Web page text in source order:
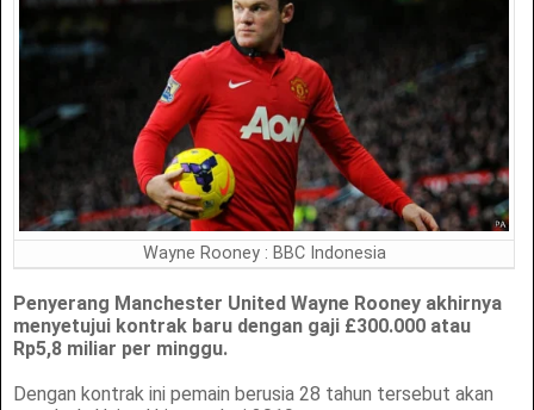
Wayne Rooney : BBC Indonesia
Penyerang Manchester United Wayne Rooney akhirnya
menyetujui kontrak baru dengan gaji £300.000 atau
Rp5,8 miliar per minggu.
Dengan kontrak ini pemain berusia 28 tahun tersebut akan